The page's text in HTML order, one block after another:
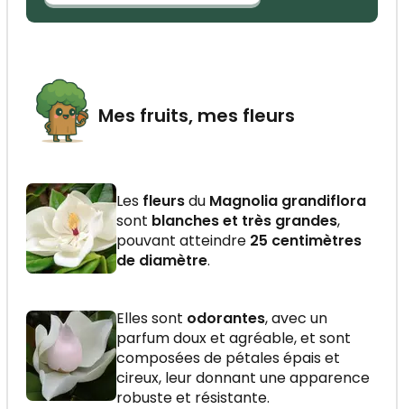
Mes fruits, mes fleurs
Les fleursdu Magnolia grandiflora
sont blanches et très grandes,
pouvant atteindre 25 centimètres
de diamètre.
Elles sont odorantes, avec un
parfum doux et agréable, et sont
composées de pétales épais et
cireux, leur donnant une apparence
robuste et résistante.